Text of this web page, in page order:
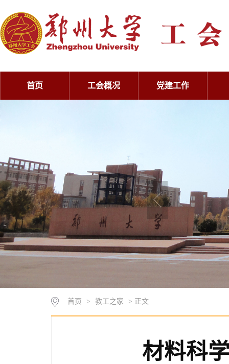
首页 工会概况 党建工作
首页 > 教工之家 > 正文
材料科